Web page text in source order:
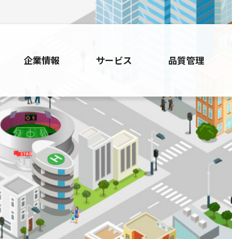
企業情報
コンセプト
会社概要
久宝寺センター竣工
サービス
物流コンサルティングサービス
全国一斉配送・最適物流
保管管理
特殊輸送
品質管理
安全に対する取り組み
品質とエコの取り組み